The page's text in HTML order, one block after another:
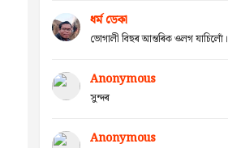
ধৰ্ম ডেকা
ভোগালী বিহুৰ আন্তৰিক ওলগ যাচিলোঁ।
Anonymous
সুন্দৰ
Anonymous